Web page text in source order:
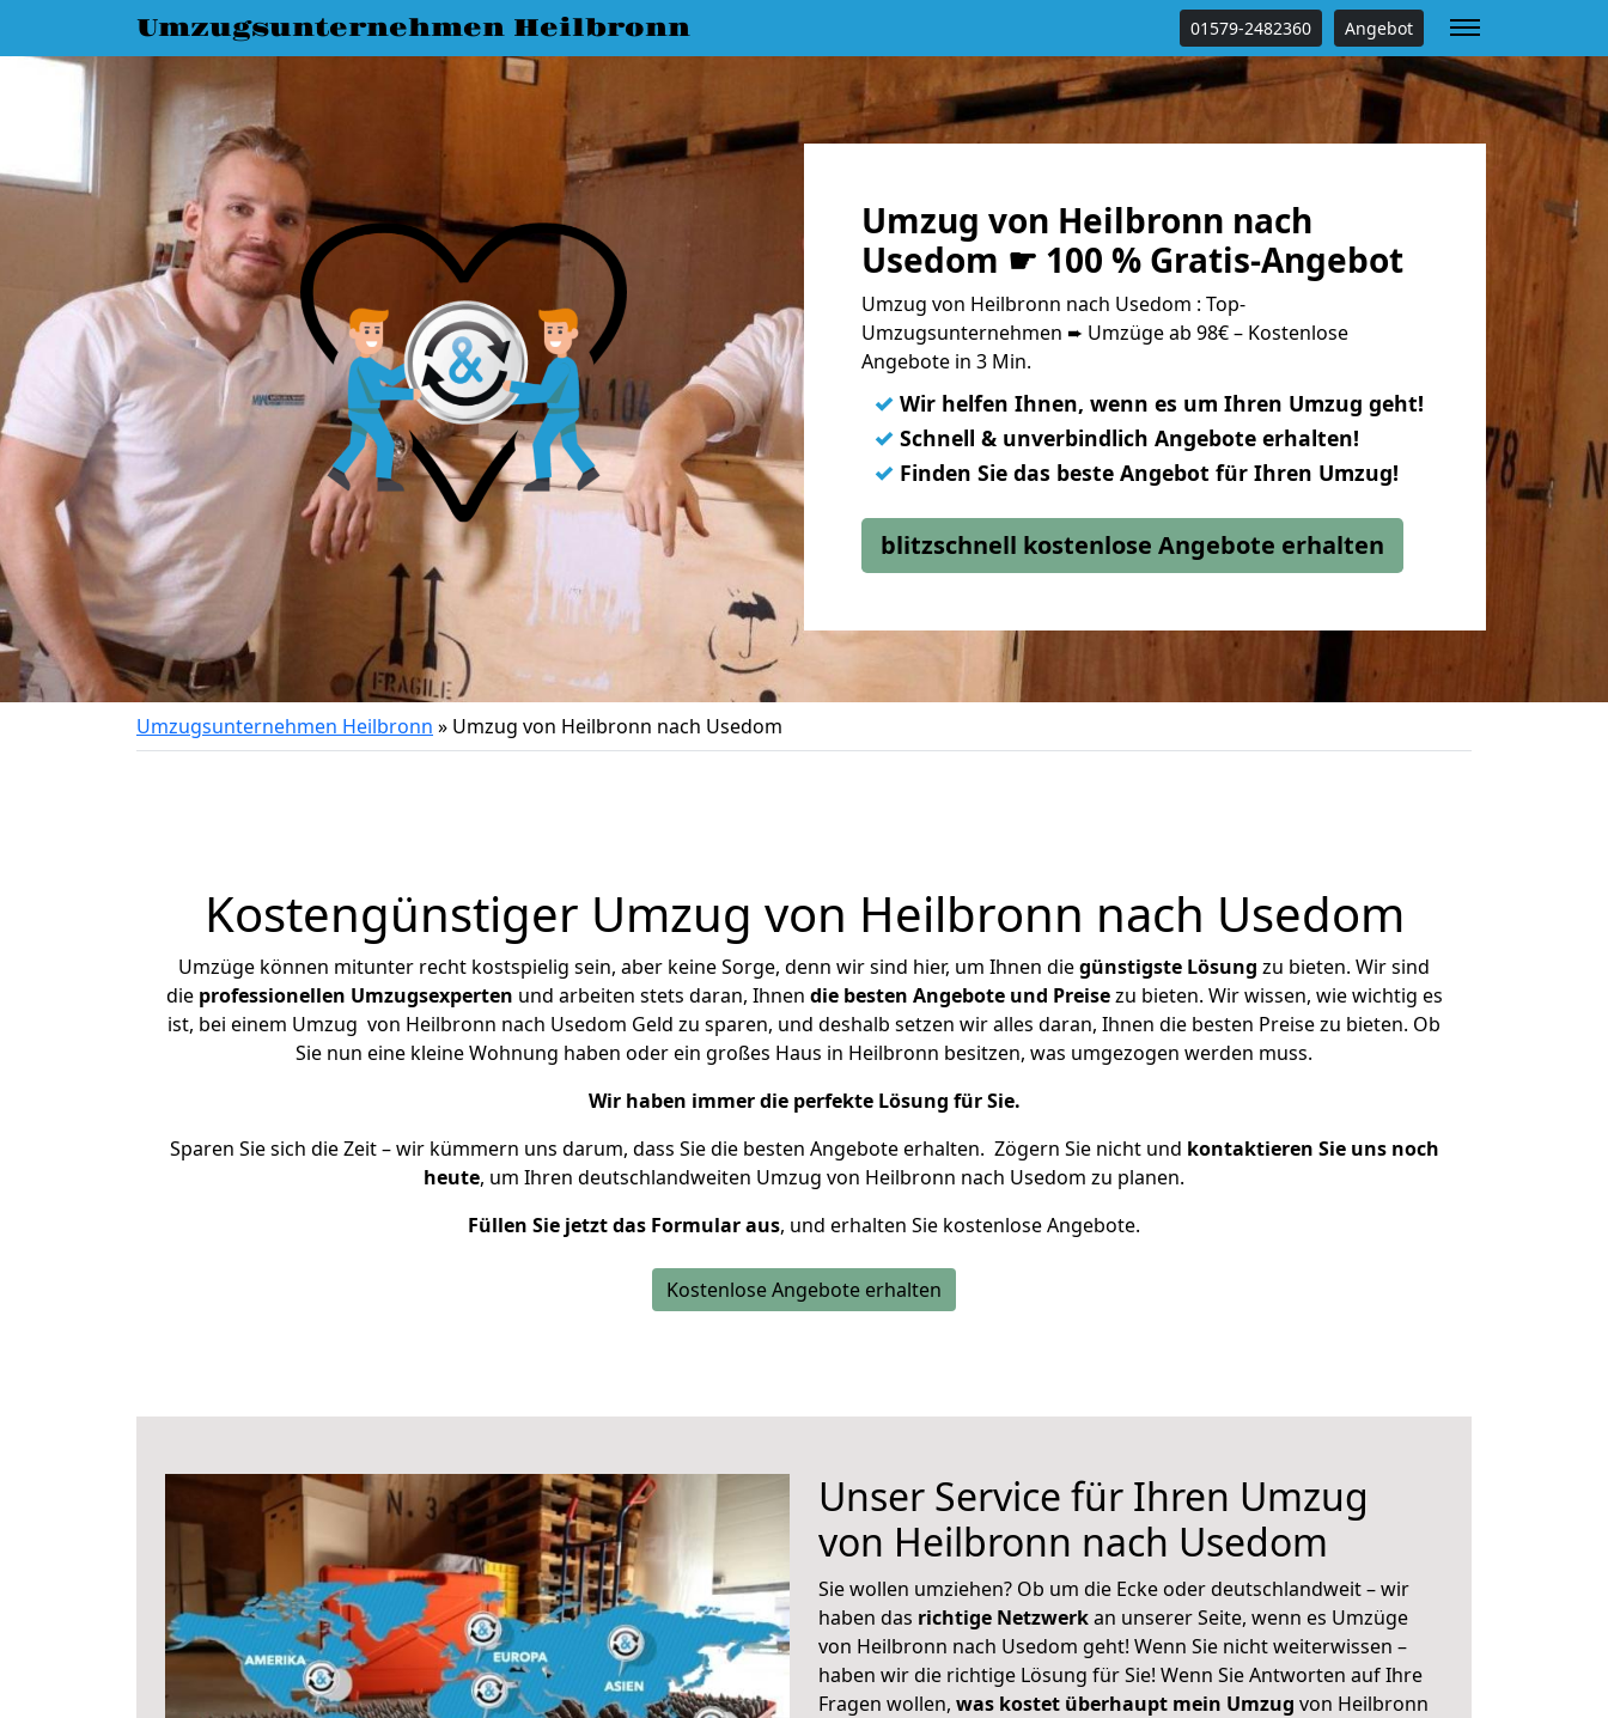
Umzugsunternehmen Heilbronn 01579-2482360 Angebot
Umzug von Heilbronn nach
Usedom ☛ 100 % Gratis-Angebot
Umzug von Heilbronn nach Usedom : Top-
Umzugsunternehmen ➨ Umzüge ab 98€ – Kostenlose
Angebote in 3 Min.
✓ Wir helfen Ihnen, wenn es um Ihren Umzug geht!
✓ Schnell & unverbindlich Angebote erhalten!
✓ Finden Sie das beste Angebot für Ihren Umzug!
blitzschnell kostenlose Angebote erhalten
Umzugsunternehmen Heilbronn » Umzug von Heilbronn nach Usedom
Kostengünstiger Umzug von Heilbronn nach Usedom
Umzüge können mitunter recht kostspielig sein, aber keine Sorge, denn wir sind hier, um Ihnen diegünstigste Lösung zu bieten. Wir sind
die professionellen Umzugsexperten und arbeiten stets daran, Ihnen die besten Angebote und Preisezu bieten. Wir wissen, wie wichtig es
ist, bei einem Umzug von Heilbronn nach Usedom Geld zu sparen, und deshalb setzen wir alles daran, Ihnen die besten Preise zu bieten. Ob
Sie nun eine kleine Wohnung haben oder ein großes Haus in Heilbronn besitzen, was umgezogen werden muss.
Wir haben immer die perfekte Lösung für Sie.
Sparen Sie sich die Zeit – wir kümmern uns darum, dass Sie die besten Angebote erhalten. Zögern Sie nicht und kontaktieren Sie uns noch
heute, um Ihren deutschlandweiten Umzug von Heilbronn nach Usedom zu planen.
Füllen Sie jetzt das Formular aus, und erhalten Sie kostenlose Angebote.
Kostenlose Angebote erhalten
Unser Service für Ihren Umzug
von Heilbronn nach Usedom
Sie wollen umziehen? Ob um die Ecke oder deutschlandweit – wir
haben das richtige Netzwerkan unserer Seite, wenn es Umzüge
von Heilbronn nach Usedom geht! Wenn Sie nicht weiterwissen –
haben wir die richtige Lösung für Sie! Wenn Sie Antworten auf Ihre
Fragen wollen, was kostet überhaupt mein Umzug von Heilbronn